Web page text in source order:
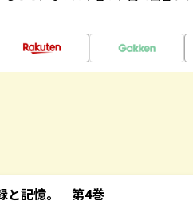
と記憶。 第4巻